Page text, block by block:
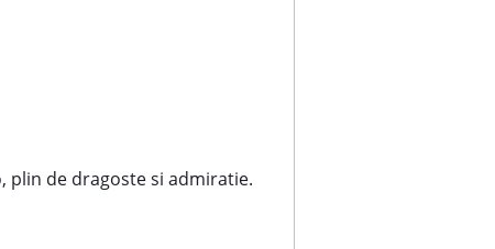
plin de dragoste si admiratie.